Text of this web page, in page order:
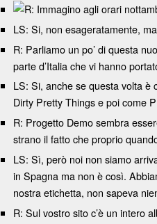
Post navigation
R: Immagino agli orari
LS: Si, non esageratamente,
R: Parliamo un po’ di questa
parte d’Italia che vi hanno
LS: Si, anche se questa volta è
Dirty Pretty Things e poi come
R: Progetto Demo sembra
strano il fatto che proprio
LS: Sì, però noi non siamo
in Spagna ma non è così.
nostra etichetta, non sapeva
R: Sul vostro sito c’è un intero